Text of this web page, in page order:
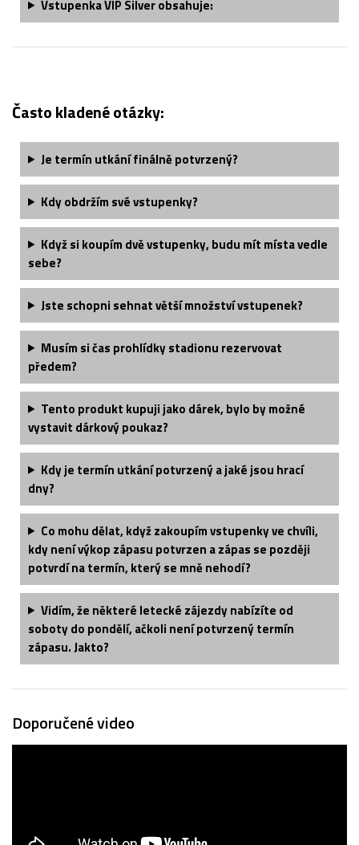
Vstupenka VIP Silver obsahuje:
Často kladené otázky:
Je termín utkání finálně potvrzený?
Kdy obdržím své vstupenky?
Když si koupím dvě vstupenky, budu mít místa vedle
sebe?
Jste schopni sehnat větší množství vstupenek?
Musím si čas prohlídky stadionu rezervovat
předem?
Tento produkt kupuji jako dárek, bylo by možné
vystavit dárkový poukaz?
Kdy je termín utkání potvrzený a jaké jsou hrací
dny?
Co mohu dělat, když zakoupím vstupenky ve chvíli,
kdy není výkop zápasu potvrzen a zápas se později
potvrdí na termín, který se mně nehodí?
Vidím, že některé letecké zájezdy nabízíte od
soboty do pondělí, ačkoli není potvrzený termín
zápasu. Jakto?
Doporučené video